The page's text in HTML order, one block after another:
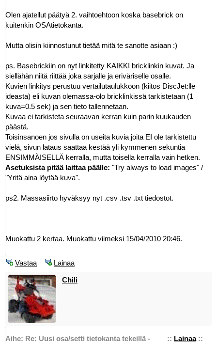
Olen ajatellut päätyä 2. vaihtoehtoon koska basebrick on
kuitenkin OSAtietokanta.
Mutta olisin kiinnostunut tietää mitä te sanotte asiaan :)
ps. Basebrickiin on nyt linkitetty KAIKKI bricklinkin kuvat. Ja
siellähän niitä riittää joka sarjalle ja eriväriselle osalle.
Kuvien linkitys perustuu vertailutaulukkoon (kiitos DiscJet:lle
ideasta) eli kuvan olemassa-olo bricklinkissä tarkistetaan (1
kuva=0.5 sek) ja sen tieto tallennetaan.
Kuvaa ei tarkisteta seuraavan kerran kuin parin kuukauden
päästä.
Toisinsanoen jos sivulla on useita kuvia joita EI ole tarkistettu
vielä, sivun lataus saattaa kestää yli kymmenen sekuntia
ENSIMMÄISELLÄ kerralla, mutta toisella kerralla vain hetken.
Asetuksista pitää laittaa päälle: "Try always to load images" /
"Yritä aina löytää kuva".
ps2. Massasiirto hyväksyy nyt .csv .tsv .txt tiedostot.
Muokattu 2 kertaa. Muokattu viimeksi 15/04/2010 20:46.
Vastaa Lainaa
Chili
:: Lainaa::
Aihe: Re: Uusi osa/setti tietokanta tekeillä -